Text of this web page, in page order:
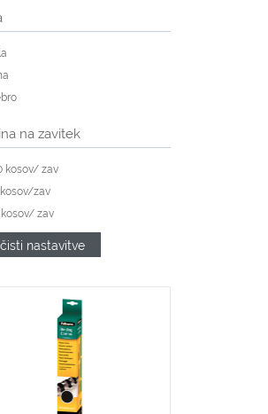
na zavitek
kosov/ zav
zav
zav
nastavitve